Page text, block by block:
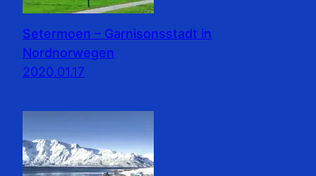
Setermoen – Garnisonsstadt in
Nordnorwegen
2020.01.17